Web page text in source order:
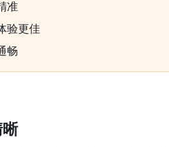
准
验更佳
畅